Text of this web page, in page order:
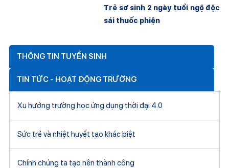
Trẻ sơ sinh 2 ngày tuổi ngộ độc
sái thuốc phiện
THÔNG TIN TUYỂN SINH
TIN TỨC - HOẠT ĐỘNG TRƯỜNG
Xu hướng trường học ứng dụng thời đại 4.0
Sức trẻ và nhiệt huyết tạo khác biệt
Chính chúng ta tạo nên thành công